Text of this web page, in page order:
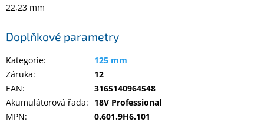
Inpraise
systémy
MILESIGHT
Doprodej
Přihlášení
22,23 mm
Doplňkové parametry
Kategorie:
125 mm
Záruka:
12
EAN:
3165140964548
Akumulátorová řada:
18V Professional
MPN: 0.601.9H6.101